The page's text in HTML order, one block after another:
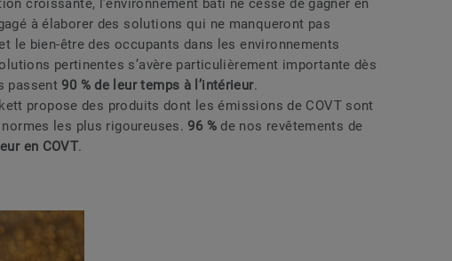
croissante, l’environnement bâti ne cesse de gagner en
à élaborer des solutions qui ne manqueront pas
le bien-être des occupants dans les environnements
pertinentes s’avère particulièrement importante dès
passent 90 % de leur temps à l’intérieur.
propose des produits dont les émissions de COVT sont
normes les plus rigoureuses. 96 %de nos revêtements de
en COVT.